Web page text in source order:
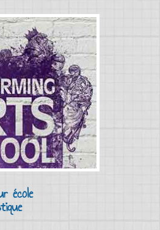
école